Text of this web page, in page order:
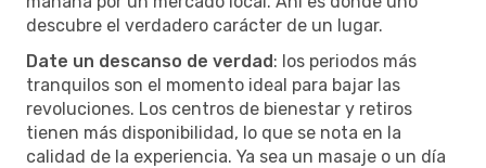
descubre el verdadero carácter de un lugar.
Date un descanso de verdad: los periodos más
tranquilos son el momento ideal para bajar las
revoluciones. Los centros de bienestar y retiros
tienen más disponibilidad, lo que se nota en la
calidad de la experiencia. Ya sea un masaje o un día